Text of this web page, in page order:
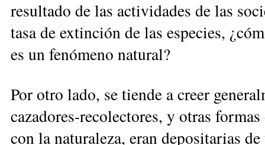
resultado de las actividades de las
tasa de extinción de las especies,
es un fenómeno natural?
Por otro lado, se tiende a creer
cazadores-recolectores, y otras
con la natura­leza, eran depositarias